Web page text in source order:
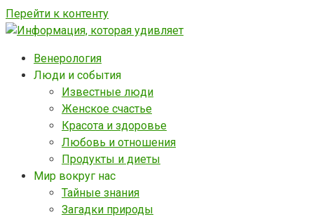
Перейти к контенту
Венерология
Люди и события
Известные люди
Женское счастье
Красота и здоровье
Любовь и отношения
Продукты и диеты
Мир вокруг нас
Тайные знания
Загадки природы